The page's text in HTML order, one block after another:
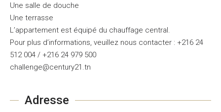
Une salle de douche
Une terrasse
L’appartement est équipé du chauffage central.
Pour plus d’informations, veuillez nous contacter : +216 24
512 004 / +216 24 979 500
challenge@century21.tn
Adresse